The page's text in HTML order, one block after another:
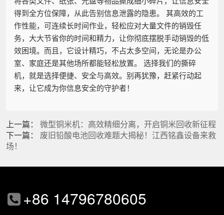
得到全方位保障，从此告别信息泄露的隐患。 其高效的工
作性能，可连续长时间作业，轻松应对大量文件的销毁任
务，大大节省你的时间和精力，让你彻底摆脱手动销毁的低
效困境。而且，它设计精巧，不占太多空间，无论是办公
室、家庭还是其他场所都能轻松放置。 选择我们的撕碎
机，就是选择便捷、安全与高效。别再犹豫，赶紧行动起
来，让它成为你信息安全的守护者！
上一篇： 微型铜米机：高效精细分离，开启铜米回收新征程
下一篇： 废旧铅酸电池回收难题大揭秘！江西铭鑫设备来救
场！
+86 14796780605